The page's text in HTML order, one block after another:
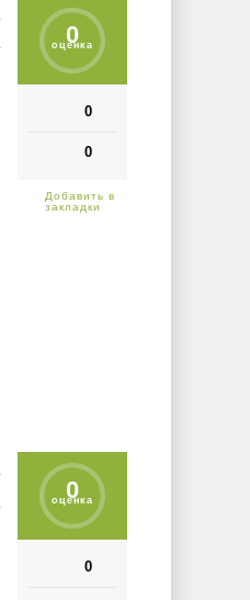
0
оценка
0
0
0
оценка
0